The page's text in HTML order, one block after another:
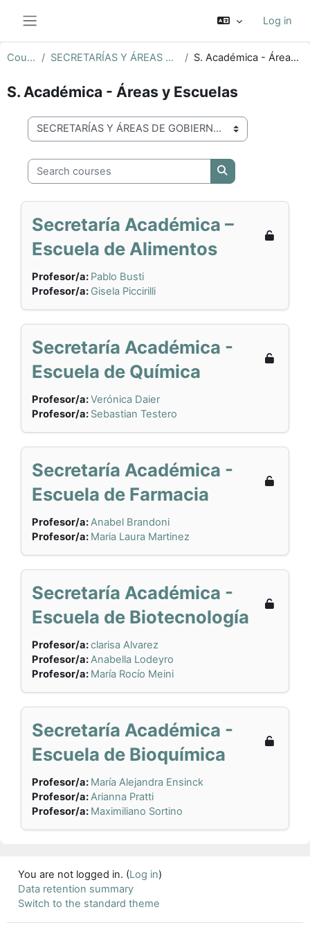
Log in
Courses SECRETARÍAS Y ÁREAS DE GOBIERNO S. Académica - Áreas y Escuelas
S. Académica - Áreas y Escuelas
Course categories
Search courses
Search courses
Secretaría Académica –
Escuela de Alimentos
Profesor/a: Pablo Busti
Profesor/a: Gisela Piccirilli
Secretaría Académica -
Escuela de Química
Profesor/a:Verónica Daier
Profesor/a: Sebastian Testero
Secretaría Académica -
Escuela de Farmacia
Profesor/a:Anabel Brandoni
Profesor/a: Maria Laura Martinez
Secretaría Académica -
Escuela de Biotecnología
Profesor/a:clarisa Alvarez
Profesor/a:Anabella Lodeyro
Profesor/a: María Rocío Meini
Secretaría Académica -
Escuela de Bioquímica
Profesor/a: María Alejandra Ensinck
Profesor/a:Arianna Pratti
Profesor/a: Maximiliano Sortino
You are not logged in. (Log in)
Data retention summary
Switch to the standard theme